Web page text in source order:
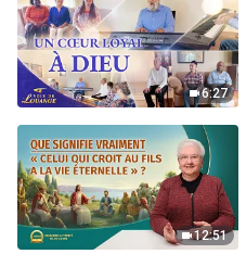
6:27
12:51